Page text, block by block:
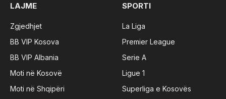
LAJME
Zgjedhjet
BB VIP Kosova
BB VIP Albania
Moti në Kosovë
Moti në Shqipëri
SPORTI
La Liga
Premier League
Serie A
Ligue 1
Superliga e Kosovës